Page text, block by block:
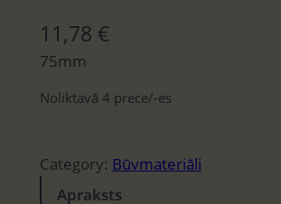
11,78 €
75mm
Noliktavā 4 prece/-es
Category: Būvmateriāli
Apraksts